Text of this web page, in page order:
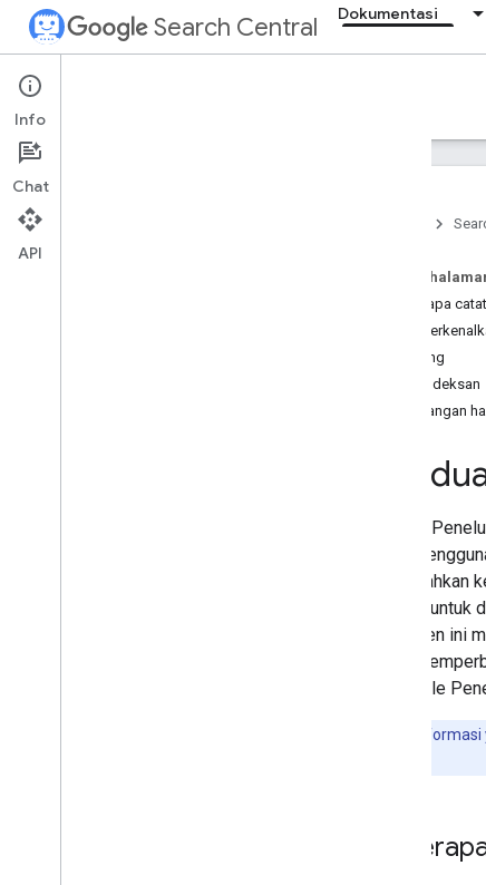
Search Central Dokumentasi
Documentation
Dasar-dasar SEO
Pada
Beberapa
Crawling
Pengindeksan
Penayangan
Google
yang
ditambahkan
manual
Dokumen ini
Anda
di Google
Mencari
Info
Chat
API